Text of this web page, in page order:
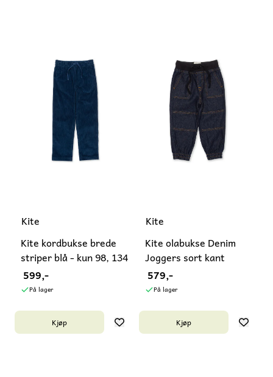
Kite
Kite kordbukse brede
striper blå - kun 98, 134
599,-
På lager
Kjøp
Kite
Kite olabukse Denim
Joggers sort kant
579,-
På lager
Kjøp